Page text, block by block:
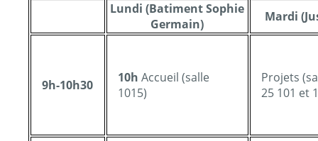
Lundi (Batiment Sophie
Germain)
Mardi
9h-10h30 10h Accueil (salle
1015)
Projets
25 101 et